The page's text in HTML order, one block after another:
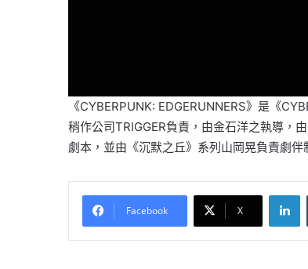
《CYBERPUNK: EDGERUNNERS》是《
稍作公司TRIGGER負責，由金石洋之執導，
劇本，並由《沉默之丘》系列山岡晃負責劇伴
Facebook X